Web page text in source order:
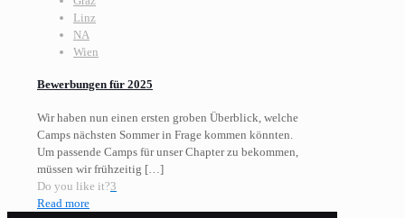
Linz
NA
Wien
Bewerbungen für 2025
Wir haben nun einen ersten groben Überblick, welche
Camps nächsten Sommer in Frage kommen könnten.
Um passende Camps für unser Chapter zu bekommen,
müssen wir frühzeitig […]
Do you like it?3
Read more